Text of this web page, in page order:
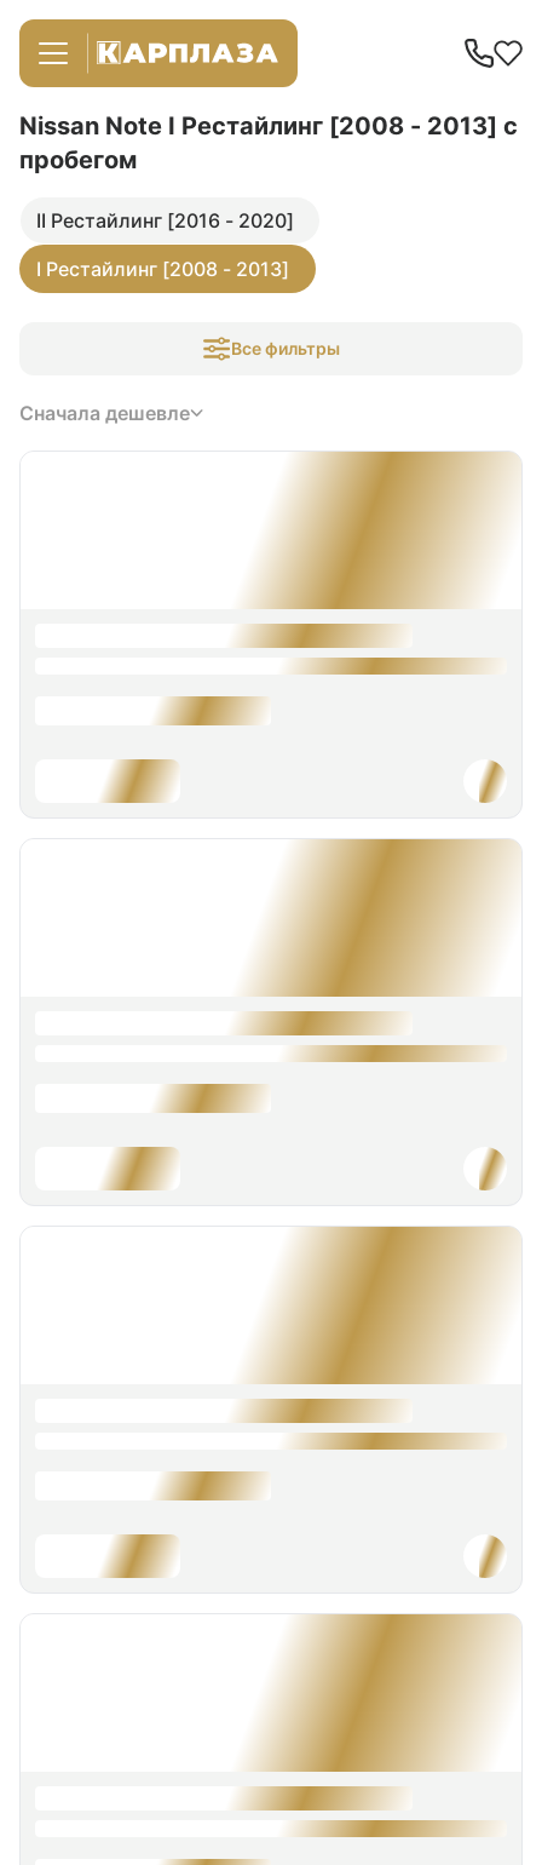
Nissan Note I Рестайлинг [2008 - 2013] с
пробегом
II Рестайлинг [2016 - 2020]
I Рестайлинг [2008 - 2013]
Все фильтры
Сначала дешевле